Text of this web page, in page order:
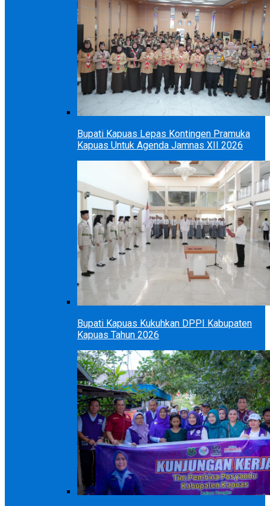
Bupati Kapuas Lepas Kontingen Pramuka
Kapuas Untuk Agenda Jamnas XII 2026
Bupati Kapuas Kukuhkan DPPI Kabupaten
Kapuas Tahun 2026